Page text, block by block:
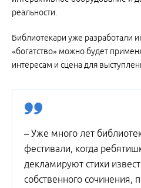
реальности.
Библиотекари уже разработали
«богатство» можно будет
интересам и сцена для
– Уже много лет
фестивали, когда
декламируют стихи
собственного сочинения,